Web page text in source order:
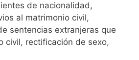
de nacionalidad,
al matrimonio civil,
sentencias extranjeras que
civil, rectificación de sexo,